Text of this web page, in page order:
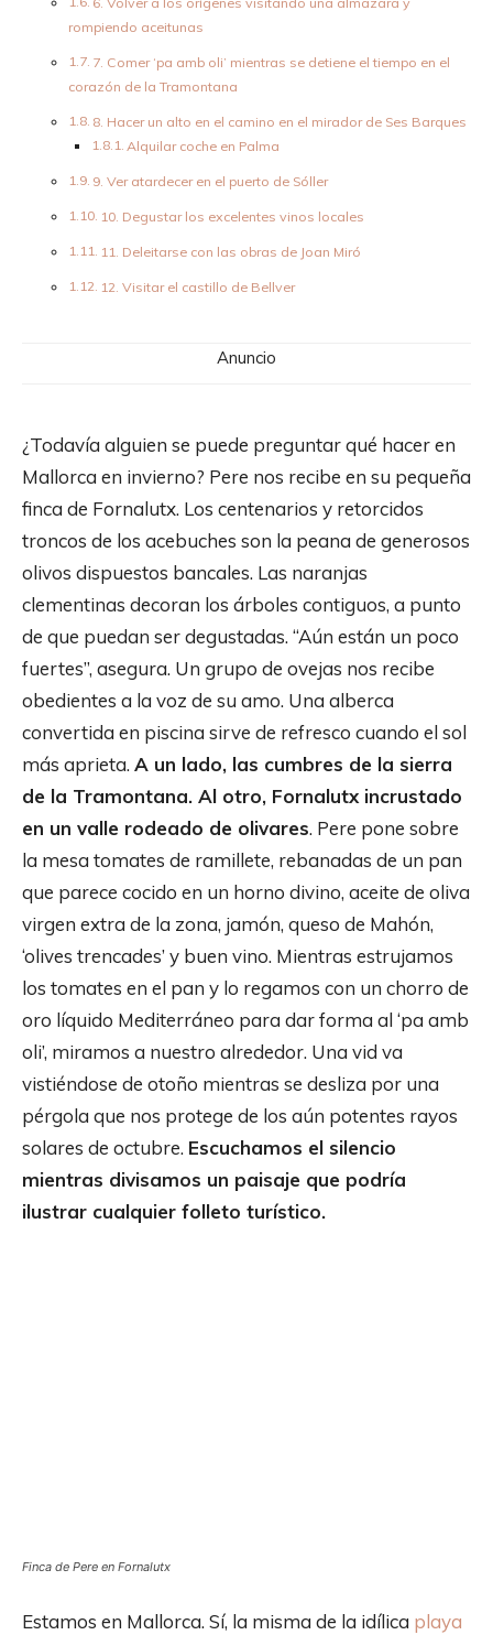
rompiendo aceitunas
7. Comer ‘pa amb oli’ mientras se detiene el tiempo en el
corazón de la Tramontana
8. Hacer un alto en el camino en el mirador de Ses Barques
Alquilar coche en Palma
9. Ver atardecer en el puerto de Sóller
10. Degustar los excelentes vinos locales
11. Deleitarse con las obras de Joan Miró
12. Visitar el castillo de Bellver
Anuncio
¿Todavía alguien se puede preguntar qué hacer en
Mallorca en invierno? Pere nos recibe en su pequeña
finca de Fornalutx. Los centenarios y retorcidos
troncos de los acebuches son la peana de generosos
olivos dispuestos bancales. Las naranjas
clementinas decoran los árboles contiguos, a punto
de que puedan ser degustadas. “Aún están un poco
fuertes”, asegura. Un grupo de ovejas nos recibe
obedientes a la voz de su amo. Una alberca
convertida en piscina sirve de refresco cuando el sol
más aprieta. A un lado, las cumbres de la sierra
de la Tramontana. Al otro, Fornalutx incrustado
en un valle rodeado de olivares. Pere pone sobre
la mesa tomates de ramillete, rebanadas de un pan
que parece cocido en un horno divino, aceite de oliva
virgen extra de la zona, jamón, queso de Mahón,
‘olives trencades’ y buen vino. Mientras estrujamos
los tomates en el pan y lo regamos con un chorro de
oro líquido Mediterráneo para dar forma al ‘pa amb
oli’, miramos a nuestro alrededor. Una vid va
vistiéndose de otoño mientras se desliza por una
pérgola que nos protege de los aún potentes rayos
solares de octubre. Escuchamos el silencio
mientras divisamos un paisaje que podría
ilustrar cualquier folleto turístico.
Finca de Pere en Fornalutx
Estamos en Mallorca. Sí, la misma de la idílica playa